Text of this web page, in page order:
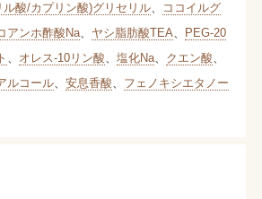
ル酸/カプリン酸)グリセリル、
ココイルグ
アンホ酢酸Na、 ヤシ脂肪酸TEA
PEG-20
オレス-10リン酸 塩化Na、 クエン酸
ルコール、 安息香酸
フェノキシエタノー